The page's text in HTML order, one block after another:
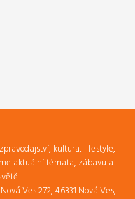
kultura, lifestyle,
aktuální témata, zábavu a
Ves 272, 46331 Nová Ves,